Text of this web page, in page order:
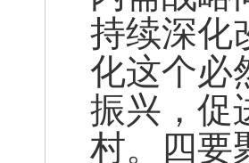
持续深化
化这个必
振兴，促
村。四要